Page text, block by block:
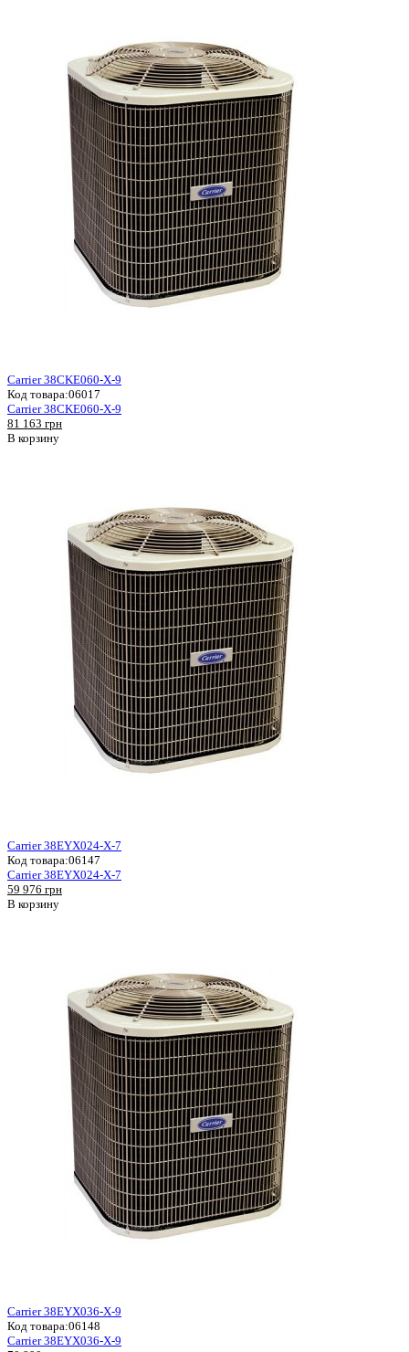
Carrier 38CKE060-X-9
Код товара:06017
Carrier 38CKE060-X-9
81 163 грн
В корзину
Carrier 38EYX024-X-7
Код товара:06147
Carrier 38EYX024-X-7
59 976 грн
В корзину
Carrier 38EYX036-X-9
Код товара:06148
Carrier 38EYX036-X-9